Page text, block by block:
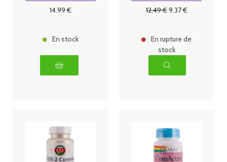
14.99 €
En stock
12.49€9.37€
En rupture de
stock